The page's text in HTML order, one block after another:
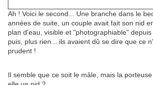
Ah ! Voici le second... Une branche dans le
années de suite, un couple avait fait son nid
plan d'eau, visible et "photographiable"
puis, plus rien... ils avaient dû se dire que ce
prudent !
Il semble que ce soit le mâle, mais la